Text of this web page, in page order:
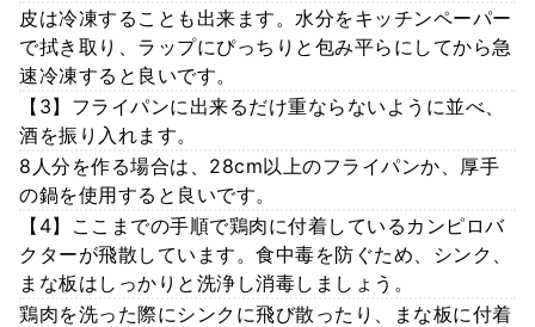
皮は冷凍することも出来ます。水分をキッチンペーパー
で拭き取り、ラップにぴっちりと包み平らにしてから急
速冷凍すると良いです。
【3】フライパンに出来るだけ重ならないように並べ、
酒を振り入れます。
8人分を作る場合は、28cm以上のフライパンか、厚手
の鍋を使用すると良いです。
【4】ここまでの手順で鶏肉に付着しているカンピロバ
クターが飛散しています。食中毒を防ぐため、シンク、
まな板はしっかりと洗浄し消毒しましょう。
鶏肉を洗った際にシンクに飛び散ったり、まな板に付着